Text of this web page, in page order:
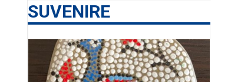
SUVENIRE